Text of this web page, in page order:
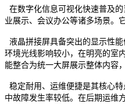
在数字化信息可视化快速普及的
业展示、会议办公等诸多场景。
液晶拼接屏具备突出的显示性
环境光线影响较小，在明亮的室
能整合为统一大屏展示整体内容
稳定耐用、运维便捷是其核心
中故障发生率较低。在后期运维